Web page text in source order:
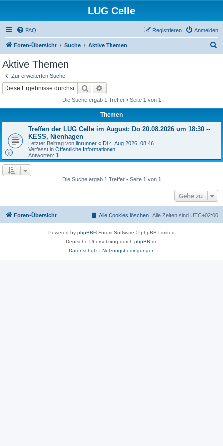
LUG Celle
FAQ Anmelden
Registrieren
Foren-Übersicht Suche Aktive Themen
Aktive Themen
Zur erweiterten Suche
Suche
Die Suche ergab 1 Treffer • Seite 1 von 1
Themen
Treffen der LUG Celle im August: Do 20.08.2026 um 18:30 --
KESS, Nienhagen
Letzter Beitrag von linrunner « Di 4. Aug 2026, 08:46
Verfasst in Öffentliche Informationen
Antworten: 1
Die Suche ergab 1 Treffer • Seite 1 von 1
Gehe zu
Foren-Übersicht Alle Zeiten sind UTC+02:00
Alle Cookies löschen
Powered by phpBB® Forum Software © phpBB Limited
Deutsche Übersetzung durch phpBB.de
Datenschutz| Nutzungsbedingungen